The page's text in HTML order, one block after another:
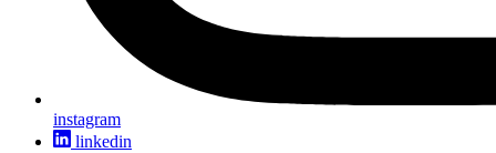
instagram
linkedin